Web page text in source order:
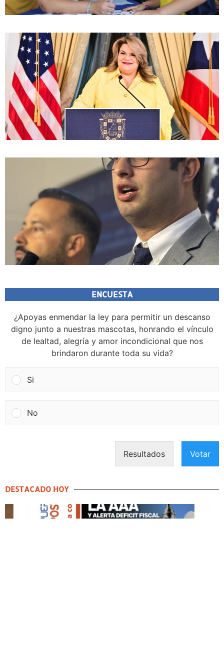
ENCUESTA
¿Apoyas enmendar la ley para permitir un descanso
digno junto a nuestras mascotas, honrando el vínculo
de lealtad, alegría y amor incondicional que nos
brindaron durante toda su vida?
Si
No
Resultados Votar
DESTACADO HOY